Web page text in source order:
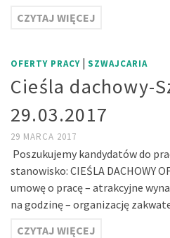
CZYTAJ WIĘCEJ
OFERTY PRACY | SZWAJCARIA
Cieśla dachowy-
29.03.2017
29 MARCA 2017
Poszukujemy kandydatów do
stanowisko: CIEŚLA DACHOWY
umowę o pracę – atrakcyjne
na godzinę – organizację
CZYTAJ WIĘCEJ